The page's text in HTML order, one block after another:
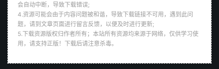
会自动中断，导致下载错误;
4.资源可能会由于内容问题被和谐，导致下载链接不可用，遇到此问
题，请到文章页面进行留言反馈，以便及时进行更新;
5.下载资源版权归作者所有；本站所有资源均来源于网络，仅供学习使
用，请支持正版！下载后请注意杀毒。